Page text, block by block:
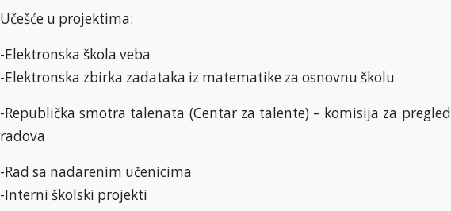
Učešće u projektima:
-Elektronska škola veba
-Elektronska zbirka zadataka iz matematike za osnovnu školu
-Republička smotra talenata (Centar za talente) – komisija za
radova
-Rad sa nadarenim učenicima
-Interni školski projekti